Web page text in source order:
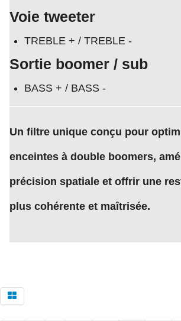
Voie tweeter
TREBLE + / TREBLE -
Sortie boomer / sub
BASS + / BASS -
Un filtre unique conçu pour
enceintes à double boomers,
précision spatiale et offrir une
plus cohérente et maîtrisée.